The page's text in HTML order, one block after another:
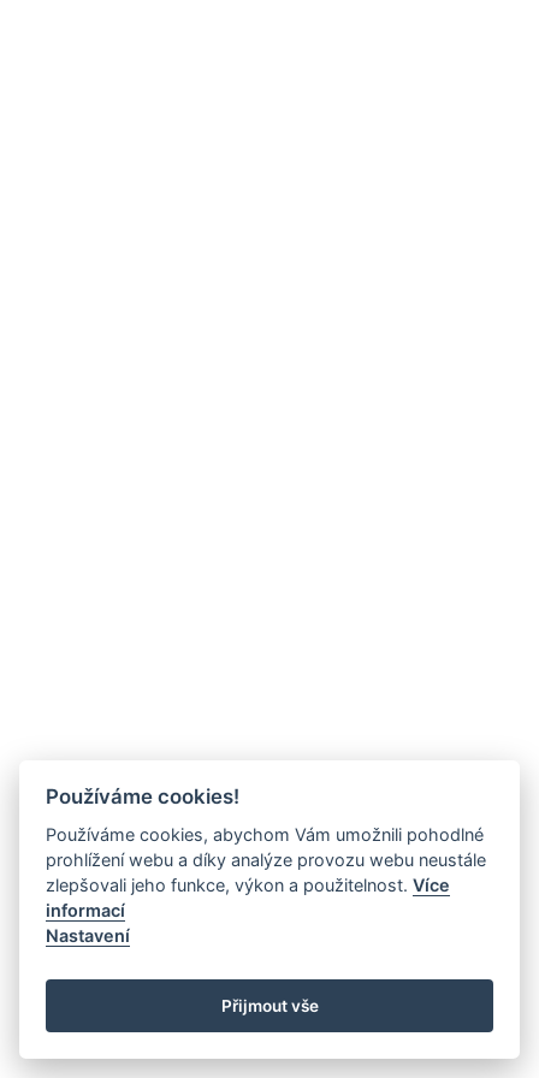
Používáme cookies!
Používáme cookies, abychom Vám umožnili pohodlné
prohlížení webu a díky analýze provozu webu neustále
zlepšovali jeho funkce, výkon a použitelnost.Více
informací
Nastavení
Přijmout vše